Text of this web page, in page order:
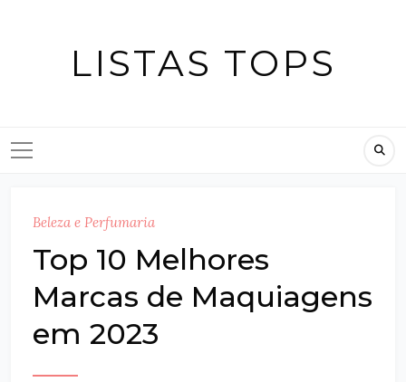
LISTAS TOPS
Beleza e Perfumaria
Top 10 Melhores
Marcas de Maquiagens
em 2023